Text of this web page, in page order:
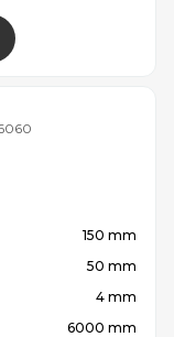
150 mm
50 mm
4 mm
6000 mm